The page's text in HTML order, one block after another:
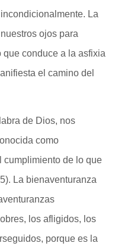
La
ojos para
conduce a la asfixia
el camino del
de Dios, nos
como
cumplimiento de lo que
La bienaventuranza
los afligidos, los
porque es la